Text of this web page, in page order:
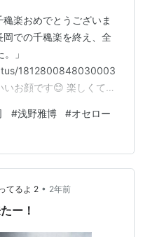
楽おめでとうございま
での千穐楽を終え、全
」
1812800848030003
お顔です😊 楽しくて嬉
してるなぁ…お疲れ様で
2024年7月15日 「心の
。」オセロー横田栄司
劇団の仲間たち、お一人
…
#浅野雅博 #オセロー
てるよ 2 • 2年前
ー！